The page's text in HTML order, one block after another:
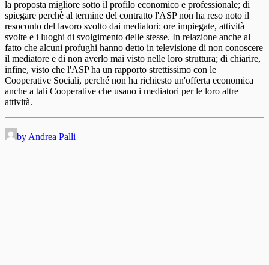
la proposta migliore sotto il profilo economico e professionale; di
spiegare perchè al termine del contratto l'ASP non ha reso noto il
resoconto del lavoro svolto dai mediatori: ore impiegate, attività
svolte e i luoghi di svolgimento delle stesse. In relazione anche al
fatto che alcuni profughi hanno detto in televisione di non conoscere
il mediatore e di non averlo mai visto nelle loro struttura; di chiarire,
infine, visto che l'ASP ha un rapporto strettissimo con le
Cooperative Sociali, perché non ha richiesto un'offerta economica
anche a tali Cooperative che usano i mediatori per le loro altre
attività.
by Andrea Palli